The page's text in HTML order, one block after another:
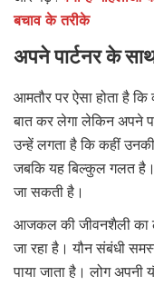
बचाव के तरीके
अपने पार्टनर के
आमतौर पर ऐसा होता है
बात कर लेगा लेकिन अपने
उन्हें लगता है कि कहीं
जबकि यह बिल्कुल गलत
जा सकती है।
आजकल की जीवनशैली का
जा रहा है। यौन संबंधी
पाया जाता है। लोग अपनी